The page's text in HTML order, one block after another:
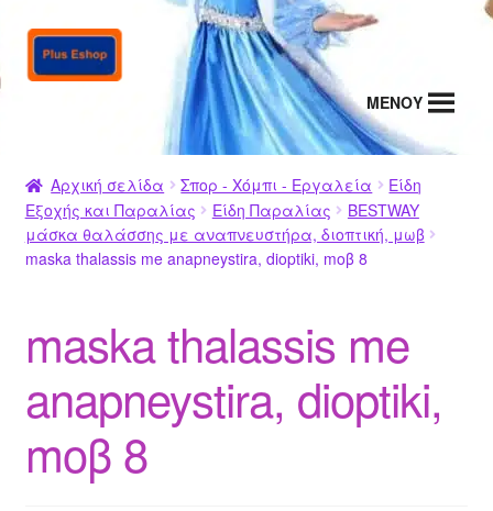
Απευθείας
μετάβαση
Μετάβαση
σε
MENΟΥ
Αρχική σελίδα Σπορ - Χόμπι - Εργαλεία
Είδη
Εξοχής και Παραλίας
Είδη Παραλίας
BESTWAY
μάσκα θαλάσσης με αναπνευστήρα, διοπτική, μωβ
maska thalassis me anapneystira, dioptiki, moβ 8
maska thalassis me
anapneystira, dioptiki,
moβ 8